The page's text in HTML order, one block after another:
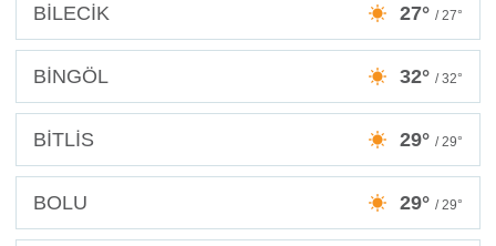
BİLECİK 27° / 27°
BİNGÖL 32° / 32°
BİTLİS 29° / 29°
BOLU 29° / 29°